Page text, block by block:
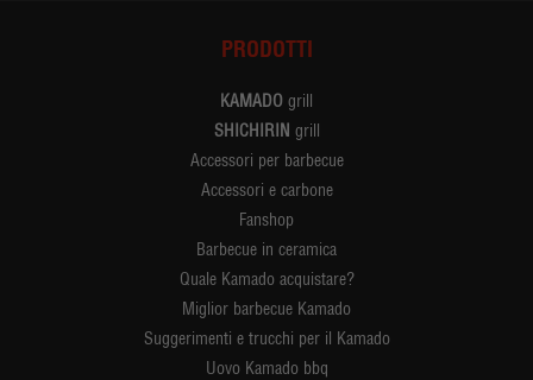
PRODOTTI
KAMADO grill
SHICHIRIN grill
Accessori per barbecue
Accessori e carbone
Fanshop
Barbecue in ceramica
Quale Kamado acquistare?
Miglior barbecue Kamado
Suggerimenti e trucchi per il Kamado
Uovo Kamado bbq